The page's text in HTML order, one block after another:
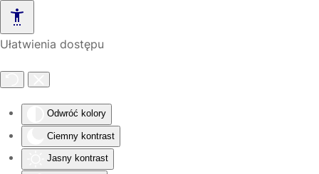
Ułatwienia dostępu
Odwróć kolory
Ciemny kontrast
Jasny kontrast
Skip to main content